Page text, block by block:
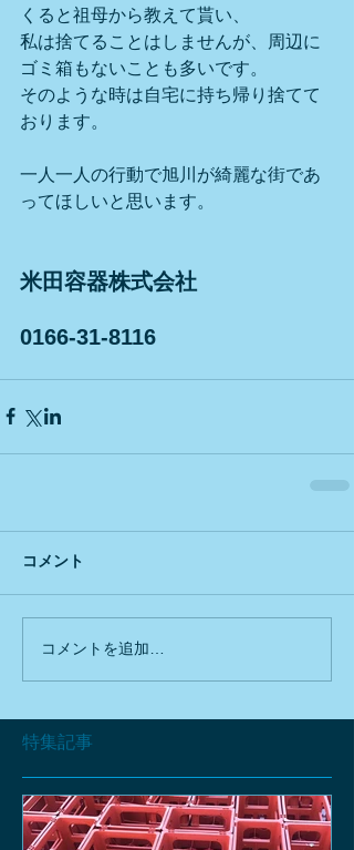
特集記事
くると祖母から教えて貰い、
私は捨てることはしませんが、周辺に
ゴミ箱もないことも多いです。
そのような時は自宅に持ち帰り捨てて
おります。
一人一人の行動で旭川が綺麗な街であ
ってほしいと思います。
米田容器株式会社
0166-31-8116
コメント
コメントを追加…